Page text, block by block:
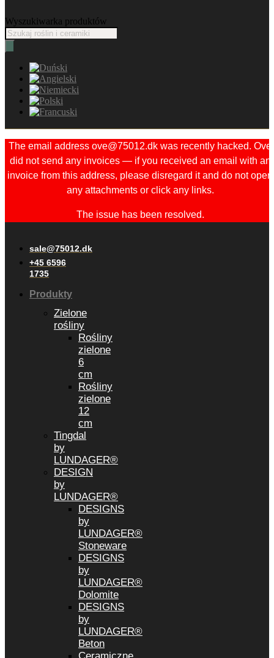
Wyszukiwarka produktów
The email address ove@75012.dk was recently hacked. Ove
did not send any invoices — if you received an email with an
invoice from this address, please disregard it and do not open
any attachments or click any links.
The issue has been resolved.
sale@75012.dk
+45 6596
1735
Produkty
Zielone
rośliny
Rośliny
zielone
6
cm
Rośliny
zielone
12
cm
Tingdal
by
LUNDAGER®
DESIGN
by
LUNDAGER®
DESIGNS
by
LUNDAGER®
Stoneware
DESIGNS
by
LUNDAGER®
Dolomite
DESIGNS
by
LUNDAGER®
Beton